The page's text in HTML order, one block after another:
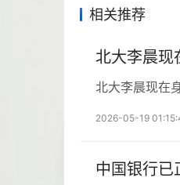
相关推荐
北大李晨现
北大李晨现在
2026-05-19
中国银行已